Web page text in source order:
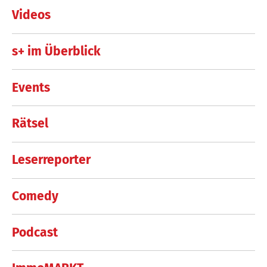
Videos
s+ im Überblick
Events
Rätsel
Leserreporter
Comedy
Podcast